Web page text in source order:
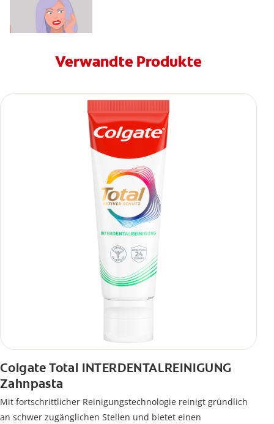
Verwandte Produkte
Colgate Total INTERDENTALREINIGUNG
Zahnpasta
Mit fortschrittlicher Reinigungstechnologie reinigt gründlich
an schwer zugänglichen Stellen und bietet einen